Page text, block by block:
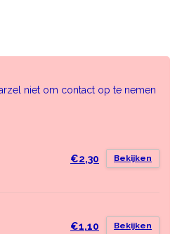
niet om contact op te nemen
€2,30 Bekijken
€1,10 Bekijken